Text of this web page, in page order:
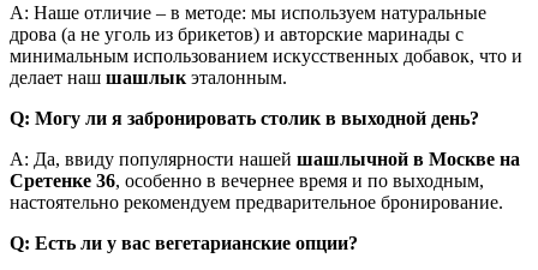
A: Наше отличие – в методе: мы используем натуральные
дрова (а не уголь из брикетов) и авторские маринады с
минимальным использованием искусственных добавок, что и
делает наш шашлык эталонным.
Q: Могу ли я забронировать столик в выходной день?
A: Да, ввиду популярности нашей шашлычной в Москве на
Сретенке 36, особенно в вечернее время и по выходным,
настоятельно рекомендуем предварительное бронирование.
Q: Есть ли у вас вегетарианские опции?